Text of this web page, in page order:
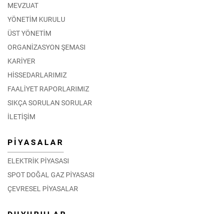
MEVZUAT
YÖNETİM KURULU
ÜST YÖNETİM
ORGANİZASYON ŞEMASI
KARİYER
HİSSEDARLARIMIZ
FAALİYET RAPORLARIMIZ
SIKÇA SORULAN SORULAR
İLETİŞİM
PİYASALAR
ELEKTRİK PİYASASI
SPOT DOĞAL GAZ PİYASASI
ÇEVRESEL PİYASALAR